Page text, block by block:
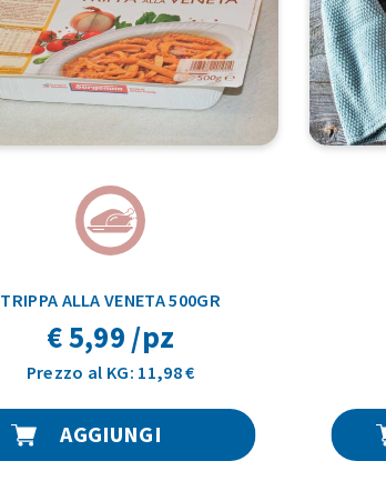
TRIPPA ALLA VENETA 500GR
€ 5,99 /pz
Prezzo al KG: 11,98 €
AGGIUNGI